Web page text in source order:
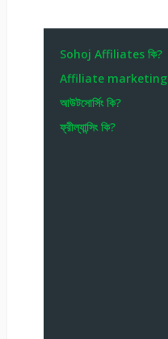
Sohoj Affiliates কি?
Affiliate marketing
আউটসোর্সিং কি?
ফ্রীল্যান্সিং কি?